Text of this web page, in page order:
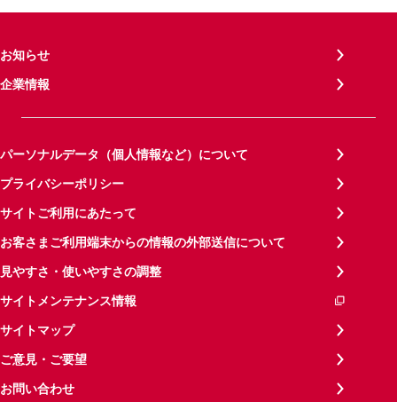
お知らせ
企業情報
パーソナルデータ（個人情報など）について
プライバシーポリシー
サイトご利用にあたって
お客さまご利用端末からの情報の外部送信について
見やすさ・使いやすさの調整
サイトメンテナンス情報
サイトマップ
ご意見・ご要望
お問い合わせ